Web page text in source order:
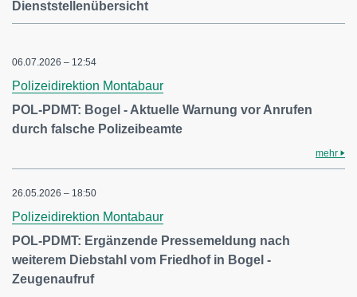
Dienststellenübersicht
06.07.2026 – 12:54
Polizeidirektion Montabaur
POL-PDMT: Bogel - Aktuelle Warnung vor Anrufen
durch falsche Polizeibeamte
mehr
26.05.2026 – 18:50
Polizeidirektion Montabaur
POL-PDMT: Ergänzende Pressemeldung nach
weiterem Diebstahl vom Friedhof in Bogel -
Zeugenaufruf